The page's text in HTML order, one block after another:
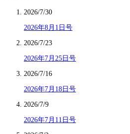
2026/7/30
2026年8月1日号
2026/7/23
2026年7月25日号
2026/7/16
2026年7月18日号
2026/7/9
2026年7月11日号